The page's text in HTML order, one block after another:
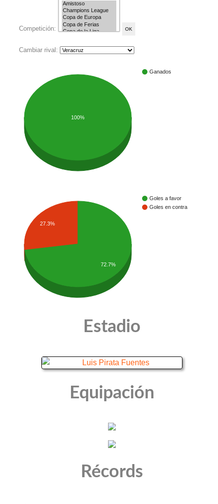
Competición:
Cambiar rival:
Ganados
100%
Goles a favor
Goles en contra
27.3%
72.7%
Estadio
Equipación
Récords